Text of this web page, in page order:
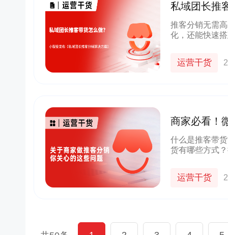
私域团长推
客分销解决
推客分销无需
化，还能快速
运营干货
商家必看！
些才能做好
什么是推客带
货有哪些方式
运营干货
良品铺子
客户池，同时通过视频号直播等方式，
多渠道引流
1800w+
私域用户
210w+
社群用户
更多案例
到1的搭建
5w+
三个月获客 私域连带业